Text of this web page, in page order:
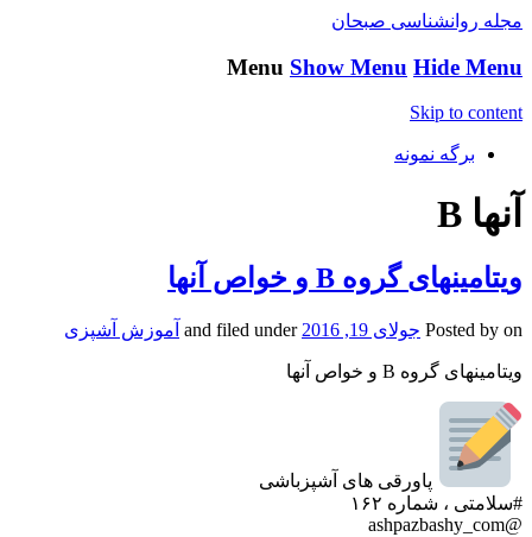
مجله روانشناسی صبحان
Menu Show Menu Hide Menu
Skip to content
برگه نمونه
آنها B
ویتامینهای گروه B و خواص آنها
Posted by on جولای 19, 2016 and filed under آموزش آشپزی
ویتامینهای گروه B و خواص آنها
پاورقی های آشپزباشی
#سلامتی ، شماره ۱۶۲
@ashpazbashy_com